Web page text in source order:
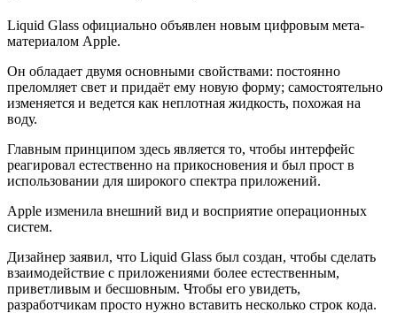
Liquid Glass официально объявлен новым цифровым мета-
материалом Apple.
Он обладает двумя основными свойствами: постоянно
преломляет свет и придаёт ему новую форму; самостоятельно
изменяется и ведется как неплотная жидкость, похожая на
воду.
Главным принципом здесь является то, чтобы интерфейс
реагировал естественно на прикосновения и был прост в
использовании для широкого спектра приложений.
Apple изменила внешний вид и восприятие операционных
систем.
Дизайнер заявил, что Liquid Glass был создан, чтобы сделать
взаимодействие с приложениями более естественным,
приветливым и бесшовным. Чтобы его увидеть,
разработчикам просто нужно вставить несколько строк кода.